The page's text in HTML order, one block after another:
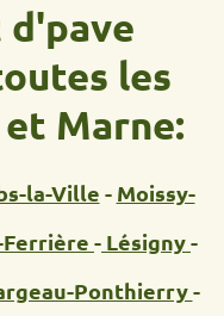
d'pave
les
Marne:
la-Ville - Moissy-
- Lésigny-
Ponthierry-